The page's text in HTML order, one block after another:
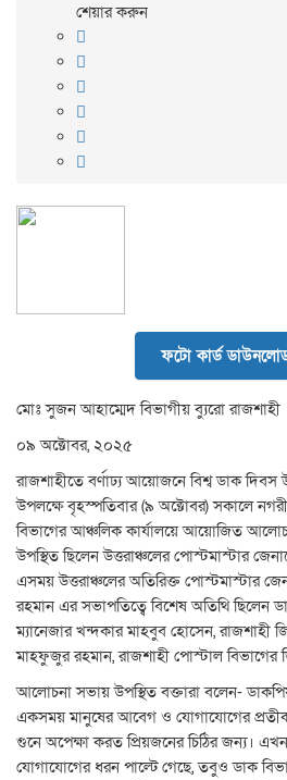
শেয়ার করুন
ফটো কার্ড
মোঃ সুজন আহাম্মেদ বিভাগীয় ব্যুরো রাজশাহী
০৯ অক্টোবর, ২০২৫
রাজশাহীতে বর্ণাঢ্য আয়োজনে বিশ্ব ডাক
উপলক্ষে বৃহস্পতিবার (৯ অক্টোবর) সকালে
বিভাগের আঞ্চলিক কার্যালয়ে আয়োজিত
উপস্থিত ছিলেন উত্তরাঞ্চলের পোস্টমাস্টার
এসময় উত্তরাঞ্চলের অতিরিক্ত পোস্টমাস্টার
রহমান এর সভাপতিত্বে বিশেষ অতিথি ছিলেন
ম্যানেজার খন্দকার মাহবুব হোসেন, রাজশাহী
মাহফুজুর রহমান, রাজশাহী পোস্টাল বিভাগের
আলোচনা সভায় উপস্থিত বক্তারা বলেন-
একসময় মানুষের আবেগ ও যোগাযোগের
গুনে অপেক্ষা করত প্রিয়জনের চিঠির জন্য। এখন
যোগাযোগের ধরন পাল্টে গেছে, তবুও ডাক